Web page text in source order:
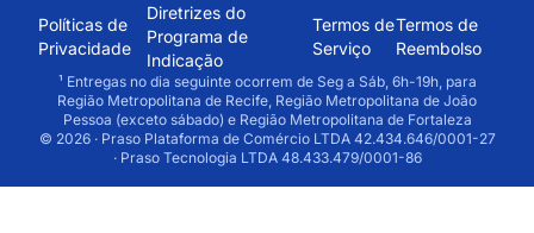
Políticas de
Privacidade
Diretrizes do
Programa de
Indicação
Termos de
Serviço
Termos de
Reembolso
¹ Entregas no dia seguinte ocorrem de Seg a Sáb, 6h-19h, para
Região Metropolitana de Recife, Região Metropolitana de João
Pessoa (exceto sábado) e Região Metropolitana de Fortaleza
© 2026 · Praso Plataforma de Comércio LTDA 42.434.646/0001-27
· Praso Tecnologia LTDA 48.433.479/0001-86